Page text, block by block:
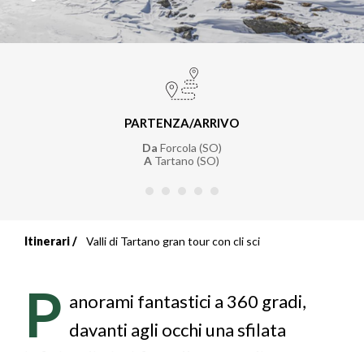
PARTENZA/ARRIVO
Da Forcola (SO)
A Tartano (SO)
di
pane
Itinerari Valli di Tartano gran tour con cli sci
P anorami fantastici a 360 gradi,
davanti agli occhi una sfilata